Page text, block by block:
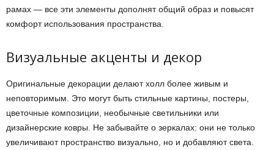
рамах — все эти элементы дополнят общий образ и повысят
комфорт использования пространства.
Визуальные акценты и декор
Оригинальные декорации делают холл более живым и
неповторимым. Это могут быть стильные картины, постеры,
цветочные композиции, необычные светильники или
дизайнерские ковры. Не забывайте о зеркалах: они не только
увеличивают пространство визуально, но и добавляют света.